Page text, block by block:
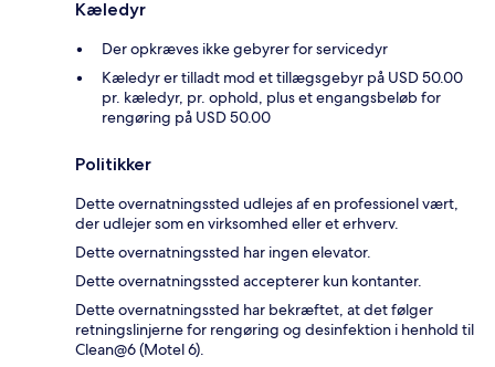
Kæledyr
Der opkræves ikke gebyrer for servicedyr
Kæledyr er tilladt mod et tillægsgebyr på USD 50.00
pr. kæledyr, pr. ophold, plus et engangsbeløb for
rengøring på USD 50.00
Politikker
Dette overnatningssted udlejes af en professionel vært,
der udlejer som en virksomhed eller et erhverv.
Dette overnatningssted har ingen elevator.
Dette overnatningssted accepterer kun kontanter.
Dette overnatningssted har bekræftet, at det følger
retningslinjerne for rengøring og desinfektion i henhold til
Clean@6 (Motel 6).